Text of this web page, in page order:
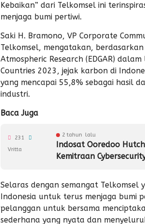
Kebaikan” dari Telkomsel ini
menjaga bumi pertiwi.
Saki H. Bramono, VP Corporate
Telkomsel, mengatakan,
Atmospheric Research (EDGAR)
Countries 2023, jejak karbon di
yang mencapai 55,8% sebagai hasil
industri.
Baca Juga
2 tahun lalu
Indosat Ooredoo
Kemitraan
231
Vritta
Selaras dengan semangat Telkomsel
Indonesia untuk terus menjaga bumi
pelanggan untuk bersama
sederhana yang nyata dan